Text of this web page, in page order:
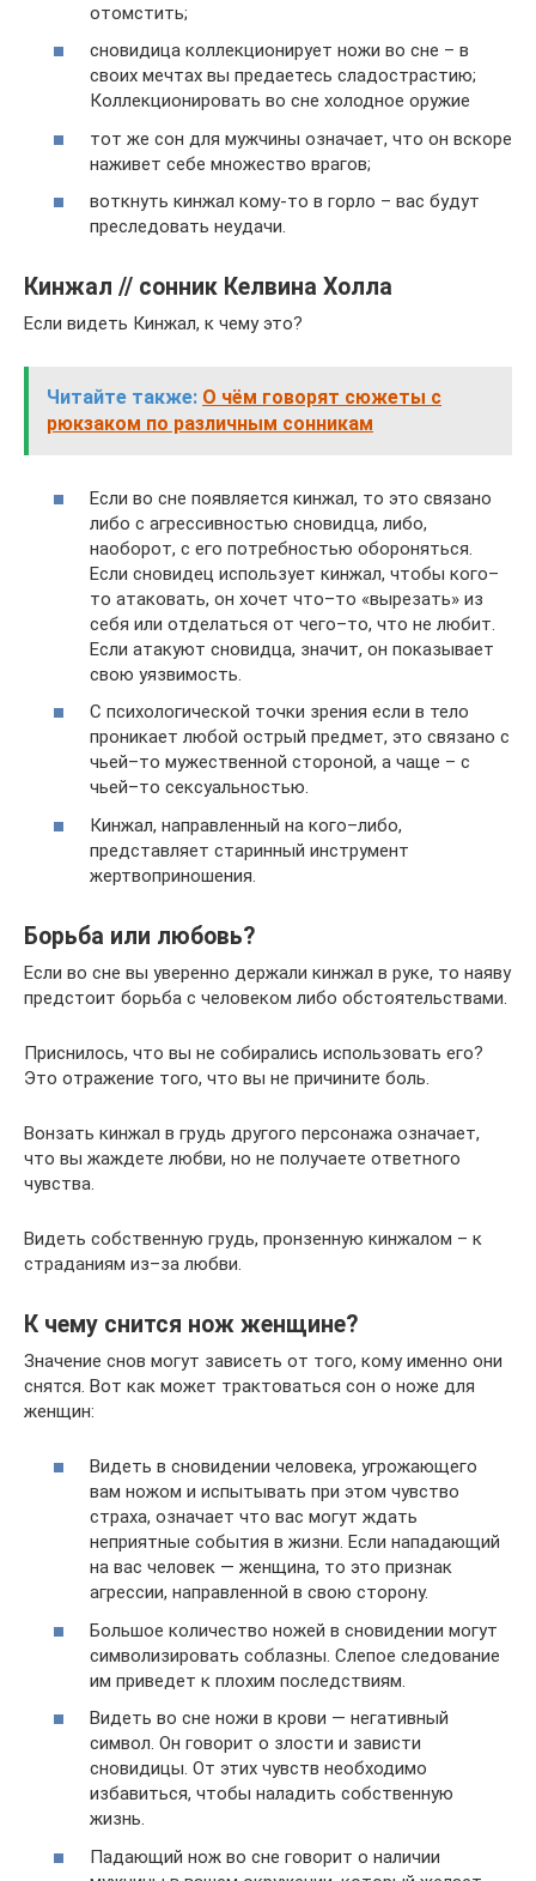
отомстить;
сновидица коллекционирует ножи во сне – в
своих мечтах вы предаетесь сладострастию;
Коллекционировать во сне холодное оружие
тот же сон для мужчины означает, что он вскоре
наживет себе множество врагов;
воткнуть кинжал кому-то в горло – вас будут
преследовать неудачи.
Кинжал // сонник Келвина Холла
Если видеть Кинжал, к чему это?
Читайте также: О чём говорят сюжеты с
рюкзаком по различным сонникам
Если во сне появляется кинжал, то это связано
либо с агрессивностью сновидца, либо,
наоборот, с его потребностью обороняться.
Если сновидец использует кинжал, чтобы кого–
то атаковать, он хочет что–то «вырезать» из
себя или отделаться от чего–то, что не любит.
Если атакуют сновидца, значит, он показывает
свою уязвимость.
С психологической точки зрения если в тело
проникает любой острый предмет, это связано с
чьей–то мужественной стороной, а чаще – с
чьей–то сексуальностью.
Кинжал, направленный на кого–либо,
представляет старинный инструмент
жертвоприношения.
Борьба или любовь?
Если во сне вы уверенно держали кинжал в руке, то наяву
предстоит борьба с человеком либо обстоятельствами.
Приснилось, что вы не собирались использовать его?
Это отражение того, что вы не причините боль.
Вонзать кинжал в грудь другого персонажа означает,
что вы жаждете любви, но не получаете ответного
чувства.
Видеть собственную грудь, пронзенную кинжалом – к
страданиям из–за любви.
К чему снится нож женщине?
Значение снов могут зависеть от того, кому именно они
снятся. Вот как может трактоваться сон о ноже для
женщин:
Видеть в сновидении человека, угрожающего
вам ножом и испытывать при этом чувство
страха, означает что вас могут ждать
неприятные события в жизни. Если нападающий
на вас человек — женщина, то это признак
агрессии, направленной в свою сторону.
Большое количество ножей в сновидении могут
символизировать соблазны. Слепое следование
им приведет к плохим последствиям.
Видеть во сне ножи в крови — негативный
символ. Он говорит о злости и зависти
сновидицы. От этих чувств необходимо
избавиться, чтобы наладить собственную
жизнь.
Падающий нож во сне говорит о наличии